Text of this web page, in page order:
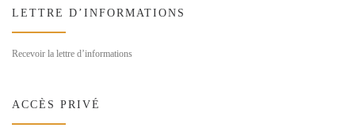
LETTRE D’INFORMATIONS
Recevoir la lettre d’informations
ACCÈS PRIVÉ